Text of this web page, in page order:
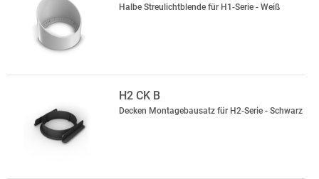
Halbe Streulichtblende für H1-Serie - Weiß
H2 CK B
Decken Montagebausatz für H2-Serie - Schwarz